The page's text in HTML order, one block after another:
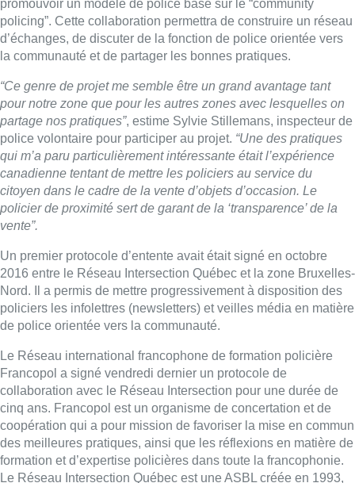
promouvoir un modèle de police basé sur le “community
policing”. Cette collaboration permettra de construire un réseau
d’échanges, de discuter de la fonction de police orientée vers
la communauté et de partager les bonnes pratiques.
“Ce genre de projet me semble être un grand avantage tant
pour notre zone que pour les autres zones avec lesquelles on
partage nos pratiques”, estime Sylvie Stillemans, inspecteur de
police volontaire pour participer au projet. “Une des pratiques
qui m’a paru particulièrement intéressante était l’expérience
canadienne tentant de mettre les policiers au service du
citoyen dans le cadre de la vente d’objets d’occasion. Le
policier de proximité sert de garant de la ‘transparence’ de la
vente”.
Un premier protocole d’entente avait était signé en octobre
2016 entre le Réseau Intersection Québec et la zone Bruxelles-
Nord. Il a permis de mettre progressivement à disposition des
policiers les infolettres (newsletters) et veilles média en matière
de police orientée vers la communauté.
Le Réseau international francophone de formation policière
Francopol a signé vendredi dernier un protocole de
collaboration avec le Réseau Intersection pour une durée de
cinq ans. Francopol est un organisme de concertation et de
coopération qui a pour mission de favoriser la mise en commun
des meilleures pratiques, ainsi que les réflexions en matière de
formation et d’expertise policières dans toute la francophonie.
Le Réseau Intersection Québec est une ASBL créée en 1993,